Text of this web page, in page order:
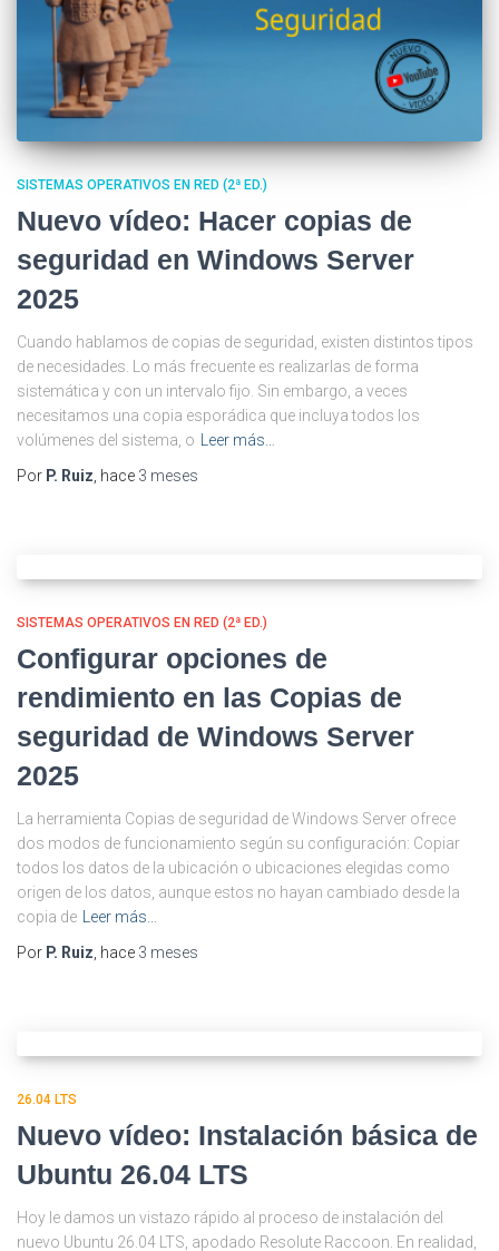
SISTEMAS OPERATIVOS EN RED (2ª ED.)
Nuevo vídeo: Hacer copias de
seguridad en Windows Server
2025
Cuando hablamos de copias de seguridad, existen distintos tipos
de necesidades. Lo más frecuente es realizarlas de forma
sistemática y con un intervalo fijo. Sin embargo, a veces
necesitamos una copia esporádica que incluya todos los
volúmenes del sistema, o
Leer más…
Por P. Ruiz , hace 3 meses
SISTEMAS OPERATIVOS EN RED (2ª ED.)
Configurar opciones de
rendimiento en las Copias de
seguridad de Windows Server
2025
La herramienta Copias de seguridad de Windows Server ofrece
dos modos de funcionamiento según su configuración: Copiar
todos los datos de la ubicación o ubicaciones elegidas como
origen de los datos, aunque estos no hayan cambiado desde la
copia de
Leer más…
Por P. Ruiz , hace 3 meses
26.04 LTS
Nuevo vídeo: Instalación básica de
Ubuntu 26.04 LTS
Hoy le damos un vistazo rápido al proceso de instalación del
nuevo Ubuntu 26.04 LTS, apodado Resolute Raccoon. En realidad,